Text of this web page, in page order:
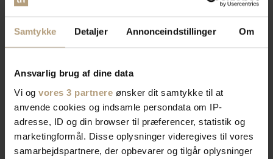
Samtykke Detaljer Annonceindstillinger Om
Ansvarlig brug af dine data
Vi og vores 3 partnere ønsker dit samtykke til at
anvende cookies og indsamle persondata om IP-
adresse, ID og din browser til præferencer, statistik og
marketingformål. Disse oplysninger videregives til vores
samarbejdspartnere, der opbevarer og tilgår oplysninger